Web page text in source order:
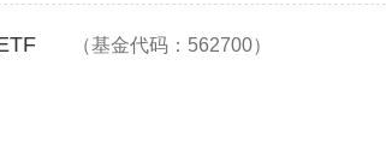
（基金代码：562700）